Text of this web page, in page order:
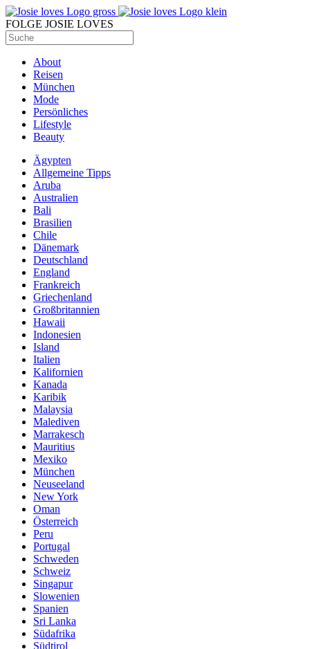
FOLGE JOSIE LOVES
About
Reisen
München
Mode
Persönliches
Lifestyle
Beauty
Ägypten
Allgemeine Tipps
Aruba
Australien
Bali
Brasilien
Chile
Dänemark
Deutschland
England
Frankreich
Griechenland
Großbritannien
Hawaii
Indonesien
Island
Italien
Kalifornien
Kanada
Karibik
Malaysia
Malediven
Marrakesch
Mauritius
Mexiko
München
Neuseeland
New York
Oman
Österreich
Peru
Portugal
Schweden
Schweiz
Singapur
Slowenien
Spanien
Sri Lanka
Südafrika
Südtirol